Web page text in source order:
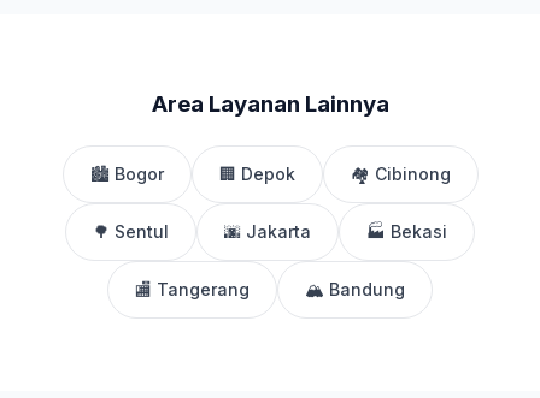
Area Layanan Lainnya
🏙️ Bogor 🏢 Depok 🏘️ Cibinong
🌳 Sentul 🌆 Jakarta 🏭 Bekasi
🏬 Tangerang 🏔️ Bandung